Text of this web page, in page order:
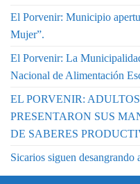
El Porvenir: Municipio
Mujer”.
El Porvenir: La
Nacional de Alimentación
EL PORVENIR:
PRESENTARON SUS
DE SABERES
Sicarios siguen